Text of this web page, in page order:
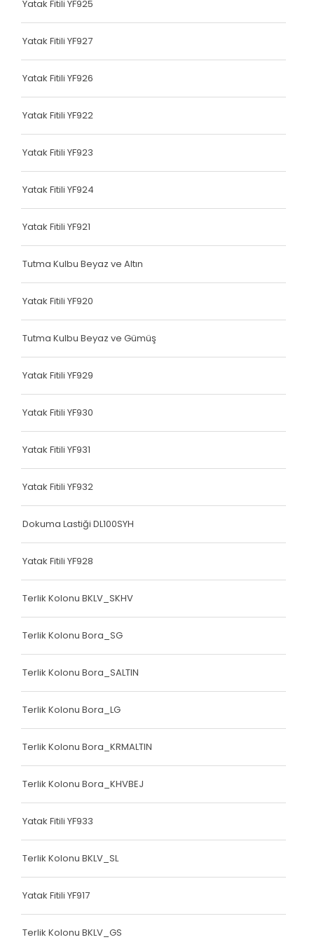
Terlik Kolonu
Terlik Kolonu
Terlik Kolonu
Terlik Kolonu
Terlik Kolonu
Terlik Kolonu
Çanta Kolonu
Yatak Fitili
Çanta Kolonu
Çanta Kolonu
Çanta Kolonu
Çanta Kolonu
Çanta Kolonu
Çanta Kolonu
Bariyer Kolonu
Ayakkabı Biyesi
Çanta Biyesi
Çanta Kolonu
Yatak Fitili
Yatak Fitili
Yatak Fitili
Yatak Fitili
Yatak Fitili YF925
Yatak Fitili YF927
Yatak Fitili YF926
Yatak Fitili YF922
Yatak Fitili YF923
Yatak Fitili YF924
Yatak Fitili YF921
Tutma Kulbu Beyaz ve Altın
Yatak Fitili YF920
Tutma Kulbu Beyaz ve Gümüş
Yatak Fitili YF929
Yatak Fitili YF930
Yatak Fitili YF931
Yatak Fitili YF932
Dokuma Lastiği DL100SYH
Yatak Fitili YF928
Terlik Kolonu BKLV_SKHV
Terlik Kolonu Bora_SG
Terlik Kolonu Bora_SALTIN
Terlik Kolonu Bora_LG
Terlik Kolonu Bora_KRMALTIN
Terlik Kolonu Bora_KHVBEJ
Yatak Fitili YF933
Terlik Kolonu BKLV_SL
Yatak Fitili YF917
Terlik Kolonu BKLV_GS